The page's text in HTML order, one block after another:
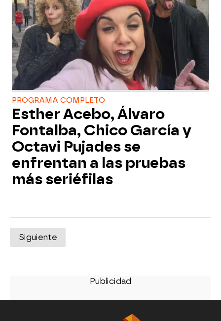
PROGRAMA COMPLETO
Esther Acebo, Álvaro
Fontalba, Chico García y
Octavi Pujades se
enfrentan a las pruebas
más seriéfilas
Siguiente